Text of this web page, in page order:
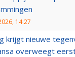
14:27
krijgt nieuwe
overweegt